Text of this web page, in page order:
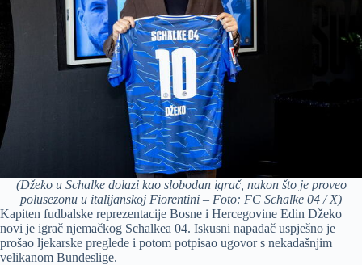
(Džeko u Schalke dolazi kao slobodan igrač, nakon što je proveo
polusezonu u italijanskoj Fiorentini – Foto: FC Schalke 04 / X)
Kapiten fudbalske reprezentacije Bosne i Hercegovine Edin Džeko
novi je igrač njemačkog Schalkea 04. Iskusni napadač uspješno je
prošao ljekarske preglede i potom potpisao ugovor s nekadašnjim
velikanom Bundeslige.